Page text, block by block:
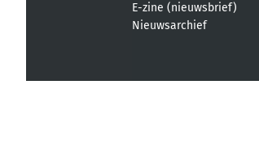
E-zine (nieuwsbrief)
Nieuwsarchief